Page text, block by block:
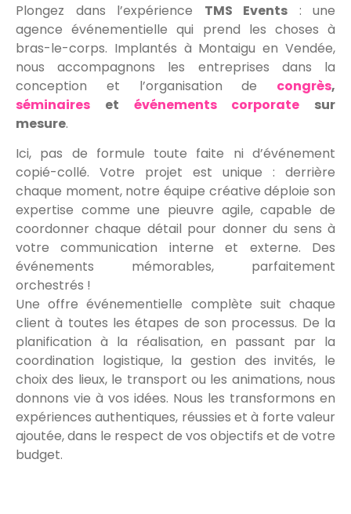
Plongez dans l’expérience TMS Events : une
agence événementielle qui prend les choses à
bras-le-corps. Implantés à Montaigu en Vendée,
nous accompagnons les entreprises dans la
conception et l’organisation de congrès,
séminaires et événements corporate sur
mesure.
Ici, pas de formule toute faite ni d’événement
copié-collé. Votre projet est unique : derrière
chaque moment, notre équipe créative déploie son
expertise comme une pieuvre agile, capable de
coordonner chaque détail pour donner du sens à
votre communication interne et externe. Des
événements mémorables, parfaitement
orchestrés !
Une offre événementielle complète suit chaque
client à toutes les étapes de son processus. De la
planification à la réalisation, en passant par la
coordination logistique, la gestion des invités, le
choix des lieux, le transport ou les animations, nous
donnons vie à vos idées. Nous les transformons en
expériences authentiques, réussies et à forte valeur
ajoutée, dans le respect de vos objectifs et de votre
budget.